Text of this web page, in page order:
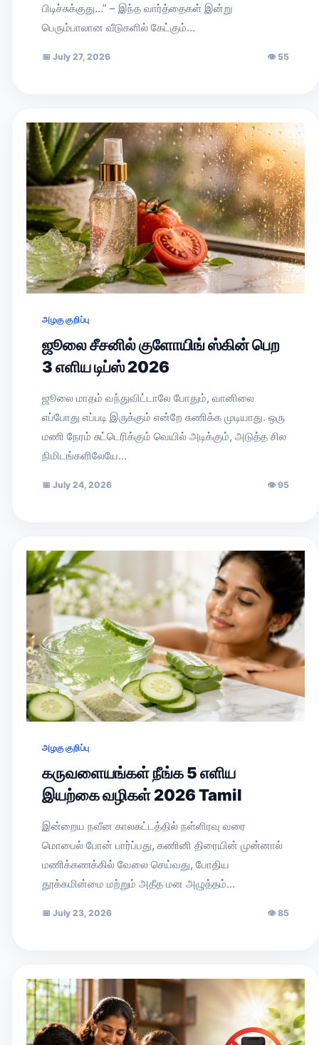
பிடிச்சுக்குது…” – இந்த வார்த்தைகள் இன்று
பெரும்பாலான வீடுகளில் கேட்கும்…
📅 July 27, 2026 👁55
அழகு குறிப்பு
ஜூலை சீசனில் குளோயிங் ஸ்கின் பெற
3 எளிய டிப்ஸ் 2026
ஜூலை மாதம் வந்துவிட்டாலே போதும், வானிலை
எப்போது எப்படி இருக்கும் என்றே கணிக்க முடியாது. ஒரு
மணி நேரம் சுட்டெரிக்கும் வெயில் அடிக்கும், அடுத்த சில
நிமிடங்களிலேயே…
📅 July 24, 2026 👁95
அழகு குறிப்பு
கருவளையங்கள் நீங்க 5 எளிய
இயற்கை வழிகள் 2026 Tamil
இன்றைய நவீன காலகட்டத்தில் நள்ளிரவு வரை
மொபைல் போன் பார்ப்பது, கணினி திரையின் முன்னால்
மணிக்கணக்கில் வேலை செய்வது, போதிய
தூக்கமின்மை மற்றும் அதீத மன அழுத்தம்…
📅 July 23, 2026 👁85